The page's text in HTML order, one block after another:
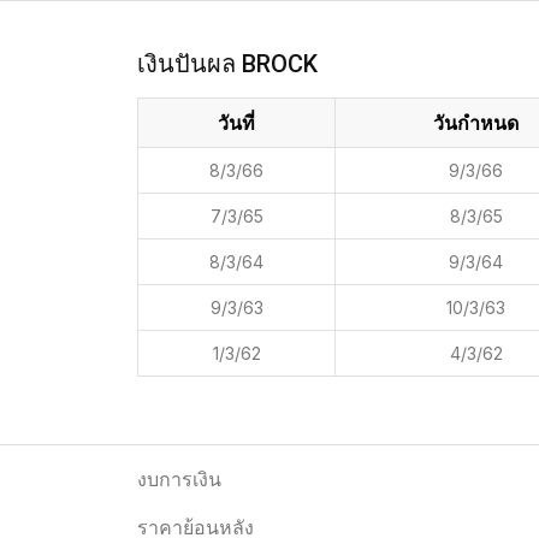
เงินปันผล BROCK
วันที่ วันกำหนด
8/3/66 9/3/66
7/3/65 8/3/65
8/3/64 9/3/64
9/3/63 10/3/63
1/3/62 4/3/62
งบการเงิน
ราคาย้อนหลัง